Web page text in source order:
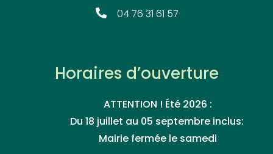
04 76 31 61 57
Horaires d’ouverture
ATTENTION ! Été 2026 :
Du 18 juillet au 05 septembre inclus:
Mairie fermée le samedi